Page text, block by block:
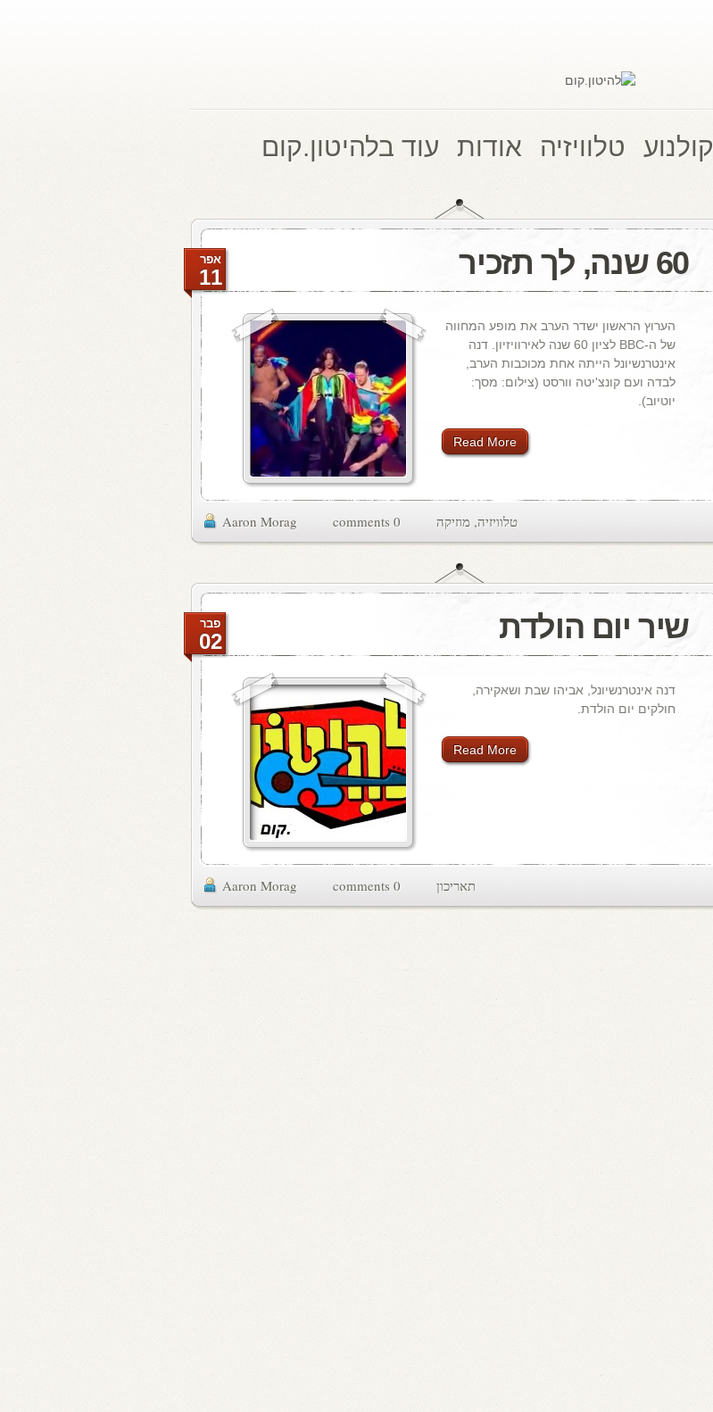
קולנוע טלוויזיה אודות עוד בלהיטון.קום
60 שנה, לך תזכיר אפר
11
הערוץ הראשון ישדר הערב את מופע המחווה
של ה-BBC לציון 60 שנה לאירוויזיון. דנה
אינטרנשיונל הייתה אחת מכוכבות הערב,
לבדה ועם קונצ'יטה וורסט (צילום: מסך:
יוטיוב).
Read More
Aaron Morag 0 comments טלוויזיה, מוזיקה
שיר יום הולדת פבר
02
דנה אינטרנשיונל, אביהו שבת ושאקירה,
חולקים יום הולדת.
Read More
Aaron Morag 0 comments תאריכון